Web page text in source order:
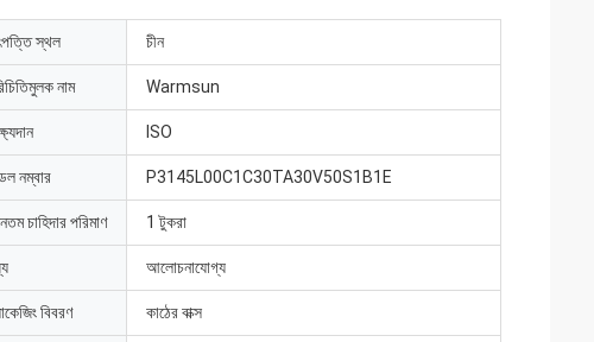
স্থল চীন
নাম Warmsun
ISO
নম্বার P3145L00C1C30TA30V50S1B1E
চাহিদার পরিমাণ 1 টুকরা
আলোচনাযোগ্য
বিবরণ কাঠের বাক্স